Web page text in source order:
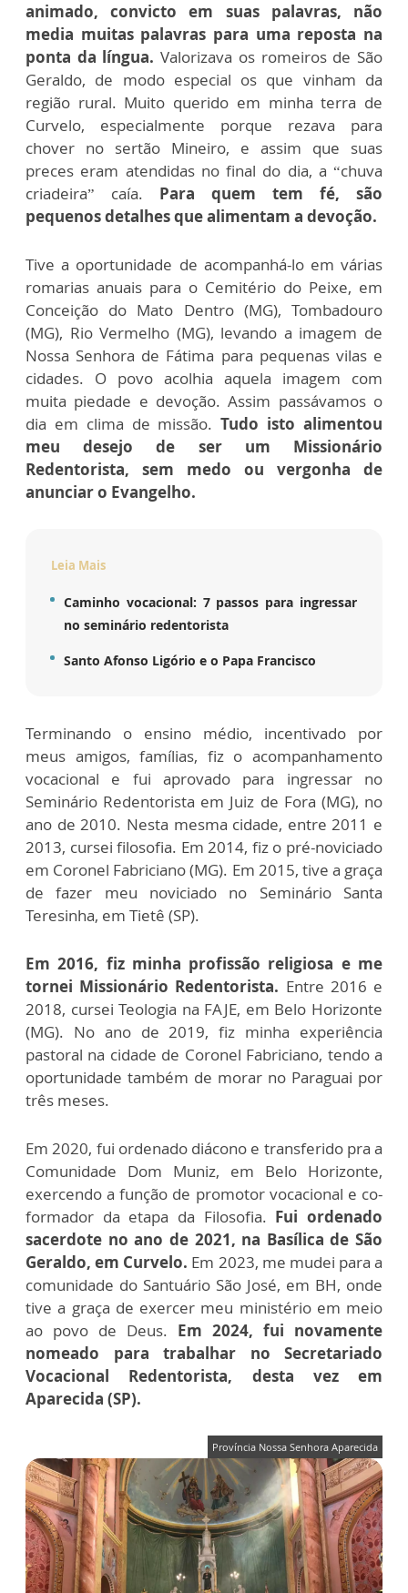
animado, convicto em suas palavras, não
media muitas palavras para uma reposta na
ponta da língua. Valorizava os romeiros de São
Geraldo, de modo especial os que vinham da
região rural. Muito querido em minha terra de
Curvelo, especialmente porque rezava para
chover no sertão Mineiro, e assim que suas
preces eram atendidas no final do dia, a “chuva
criadeira” caía. Para quem tem fé, são
pequenos detalhes que alimentam a devoção.
Tive a oportunidade de acompanhá-lo em várias
romarias anuais para o Cemitério do Peixe, em
Conceição do Mato Dentro (MG), Tombadouro
(MG), Rio Vermelho (MG), levando a imagem de
Nossa Senhora de Fátima para pequenas vilas e
cidades. O povo acolhia aquela imagem com
muita piedade e devoção. Assim passávamos o
dia em clima de missão. Tudo isto alimentou
meu desejo de ser um Missionário
Redentorista, sem medo ou vergonha de
anunciar o Evangelho.
Leia Mais
Caminho vocacional: 7 passos para ingressar
no seminário redentorista
Santo Afonso Ligório e o Papa Francisco
Terminando o ensino médio, incentivado por
meus amigos, famílias, fiz o acompanhamento
vocacional e fui aprovado para ingressar no
Seminário Redentorista em Juiz de Fora (MG), no
ano de 2010. Nesta mesma cidade, entre 2011 e
2013, cursei filosofia. Em 2014, fiz o pré-noviciado
em Coronel Fabriciano (MG). Em 2015, tive a graça
de fazer meu noviciado no Seminário Santa
Teresinha, em Tietê (SP).
Em 2016, fiz minha profissão religiosa e me
tornei Missionário Redentorista. Entre 2016 e
2018, cursei Teologia na FAJE, em Belo Horizonte
(MG). No ano de 2019, fiz minha experiência
pastoral na cidade de Coronel Fabriciano, tendo a
oportunidade também de morar no Paraguai por
três meses.
Em 2020, fui ordenado diácono e transferido pra a
Comunidade Dom Muniz, em Belo Horizonte,
exercendo a função de promotor vocacional e co-
formador da etapa da Filosofia. Fui ordenado
sacerdote no ano de 2021, na Basílica de São
Geraldo, em Curvelo. Em 2023, me mudei para a
comunidade do Santuário São José, em BH, onde
tive a graça de exercer meu ministério em meio
ao povo de Deus. Em 2024, fui novamente
nomeado para trabalhar no Secretariado
Vocacional Redentorista, desta vez em
Aparecida (SP).
Província Nossa Senhora Aparecida